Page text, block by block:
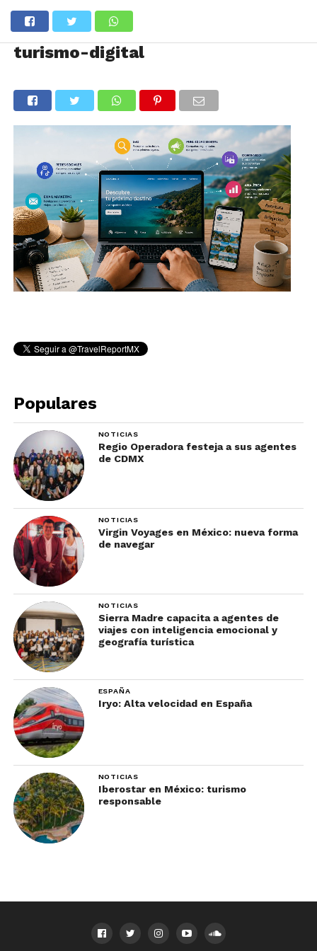
turismo-digital
Populares
NOTICIAS
Regio Operadora festeja a sus agentes
de CDMX
NOTICIAS
Virgin Voyages en México: nueva forma
de navegar
NOTICIAS
Sierra Madre capacita a agentes de
viajes con inteligencia emocional y
geografía turística
ESPAÑA
Iryo: Alta velocidad en España
NOTICIAS
Iberostar en México: turismo
responsable